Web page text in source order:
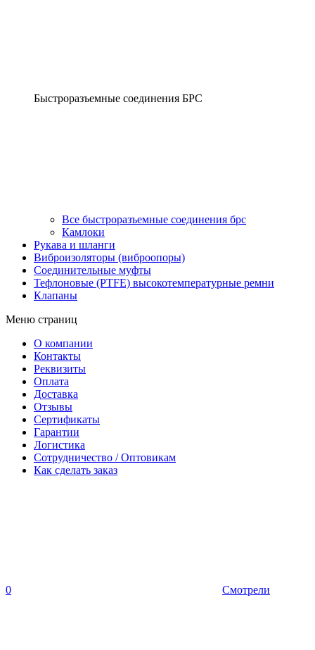
Быстроразъемные соединения БРС
Все быстроразъемные соединения брс
Камлоки
Рукава и шланги
Виброизоляторы (виброопоры)
Соединительные муфты
Тефлоновые (PTFE) высокотемпературные ремни
Клапаны
Меню страниц
О компании
Контакты
Реквизиты
Оплата
Доставка
Отзывы
Сертификаты
Гарантии
Логистика
Сотрудничество / Оптовикам
Как сделать заказ
0 Смотрели